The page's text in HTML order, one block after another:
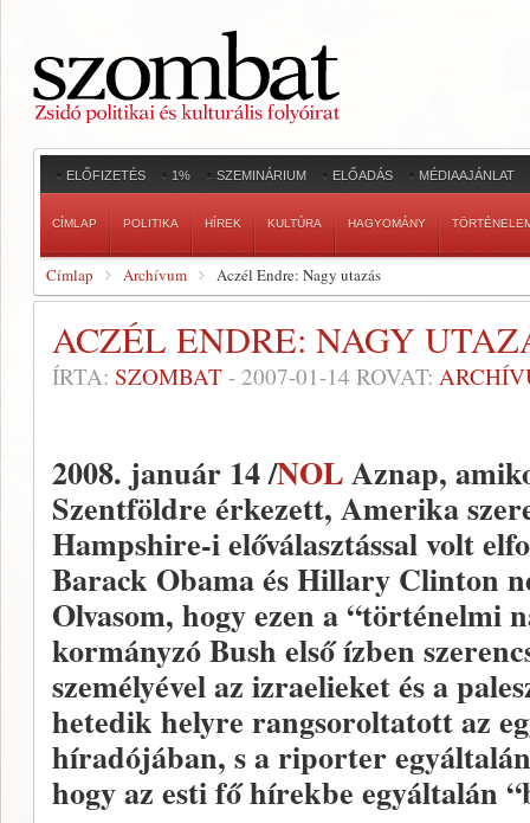
ELŐFIZETÉS 1% SZEMINÁRIUM ELŐADÁS MÉDIAAJÁNLAT
CÍMLAP POLITIKA HÍREK KULTÚRA HAGYOMÁNY
Címlap Archívum Aczél Endre: Nagy utazás
ACZÉL ENDRE: NAGY
ÍRTA: SZOMBAT - 2007-01-14 ROVAT:
2008. január 14 /NOLAznap,
Szentföldre érkezett, Amerika
Hampshire-i előválasztással volt
Barack Obama és Hillary Clinton
Olvasom, hogy ezen a “történelmi
kormányzó Bush első ízben
személyével az izraelieket és a
hetedik helyre rangsoroltatott az
híradójában, s a riporter
hogy az esti fő hírekbe egyáltalán